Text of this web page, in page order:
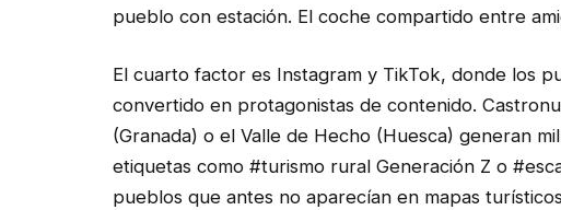
pueblo con estación. El coche compartido entre
El cuarto factor es Instagram y TikTok, donde los
convertido en protagonistas de contenido.
(Granada) o el Valle de Hecho (Huesca) generan
etiquetas como #turismo rural Generación Z o
pueblos que antes no aparecían en mapas